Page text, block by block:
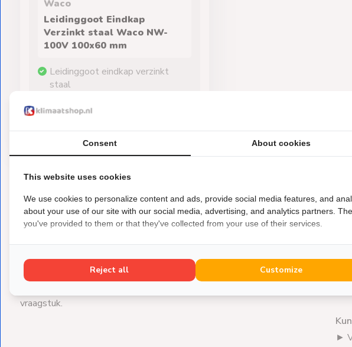
Waco
Leidinggoot Eindkap
Verzinkt staal Waco NW-
100V 100x60 mm
Leidinggoot eindkap verzinkt
staal
Over Klimaatshop.nl
verwarming en ventilatie. Van verkoelen van een slaapkamer tot
vraagstuk.
►
Consent About cookies
This website uses cookies
We use cookies to personalize content and ads, provide social media features, and
about your use of our site with our social media, advertising, and analytics partners.
you've provided to them or that they've collected from your use of their services.
Reject all Customize